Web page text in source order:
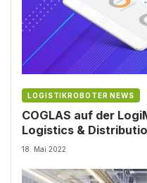
LOGISTIKROBOTER NEWS
COGLAS auf der
Logistics &
18. Mai 2022